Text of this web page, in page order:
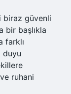
biraz güvenli
bir başlıkla
farklı
duyu
ruhani